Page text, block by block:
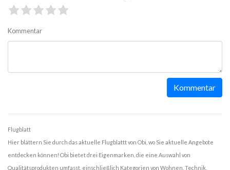
Kommentar
Kommentar
Flugblatt
Hier blättern Sie durch das aktuelle Flugblattt von Obi, wo Sie aktuelle Angebote
entdecken können! Obi bietet drei Eigenmarken, die eine Auswahl von
Qualitätsprodukten umfasst, einschließlich Kategorien von Wohnen, Technik,